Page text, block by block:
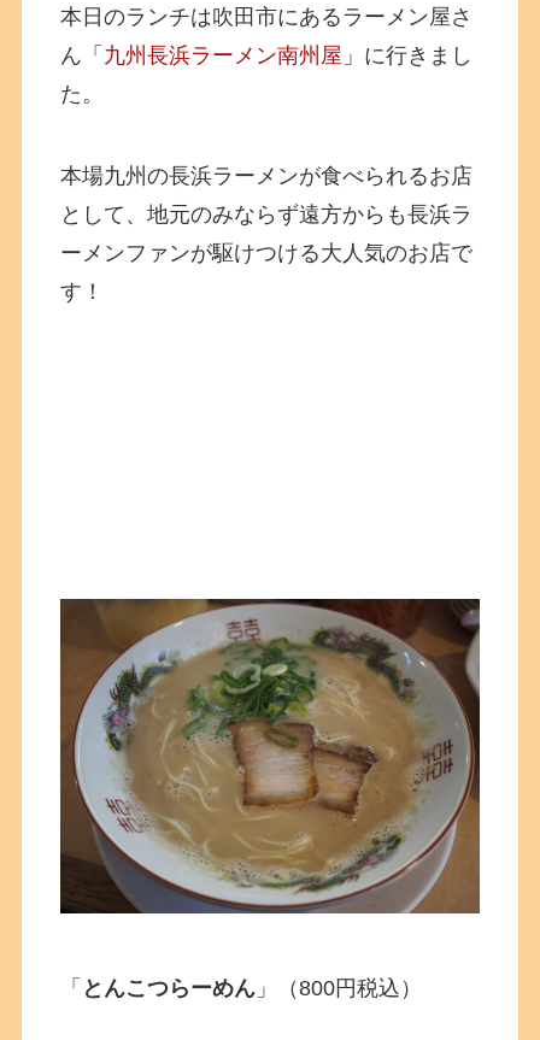
本日のランチは吹田市にあるラーメン屋さ
ん「 九州長浜ラーメン南州屋 」に行きまし
た。
本場九州の長浜ラーメンが食べられるお店
として、地元のみならず遠方からも長浜ラ
ーメンファンが駆けつける大人気のお店で
す！
「 とんこつらーめん 」（800円税込）